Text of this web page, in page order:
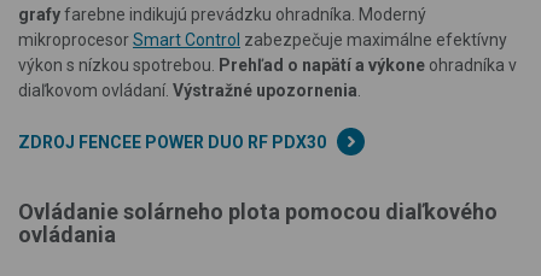
grafyfarebne indikujú prevádzku ohradníka. Moderný
mikroprocesorSmart Control zabezpečuje maximálne efektívny
výkon s nízkou spotrebou.
Prehľad o napätí a výkone ohradníka v
diaľkovom ovládaní. Výstražné upozornenia
ZDROJ FENCEE POWER DUO RF PDX30
Ovládanie solárneho plota pomocou diaľkového
ovládania